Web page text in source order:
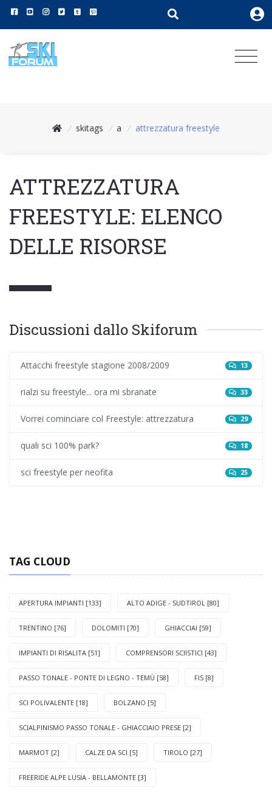
/ skitags / a / attrezzatura freestyle
ATTREZZATURA
FREESTYLE: ELENCO
DELLE RISORSE
Discussioni dallo Skiforum
Attacchi freestyle stagione 2008/2009 13
rialzi su freestyle... ora mi sbranate 33
Vorrei cominciare col Freestyle: attrezzatura 29
quali sci 100% park? 18
sci freestyle per neofita 25
TAG CLOUD
APERTURA IMPIANTI [133] ALTO ADIGE - SUDTIROL [80]
TRENTINO [76] DOLOMITI [70] GHIACCIAI [59]
IMPIANTI DI RISALITA [51] COMPRENSORI SCIISTICI [43]
PASSO TONALE - PONTE DI LEGNO - TEMÙ [58] FIS [8]
SCI POLIVALENTE [18] BOLZANO [5]
SCIALPINISMO PASSO TONALE - GHIACCIAIO PRESE [2]
MARMOT [2] CALZE DA SCI [5] TIROLO [27]
FREERIDE ALPE LUSIA - BELLAMONTE [3]